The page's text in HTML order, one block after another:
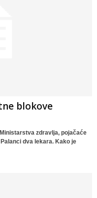
blokove
zdravlja, pojačaće
dva lekara. Kako je